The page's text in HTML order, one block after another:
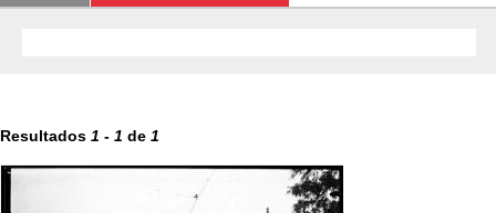
Resultados 1 - 1 de 1